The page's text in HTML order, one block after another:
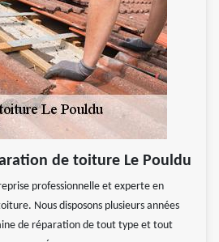
de toiture Le Pouldu
professionnelle et experte en
Nous disposons plusieurs années
de réparation de tout type et tout